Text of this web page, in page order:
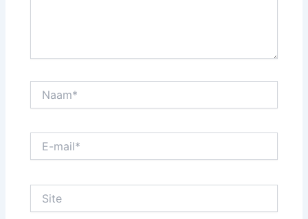
mail*